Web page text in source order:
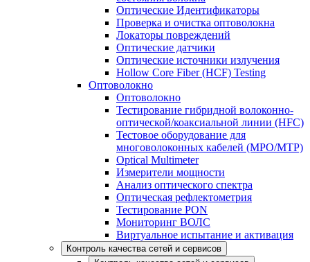
Оптические Идентификаторы
Проверка и очистка оптоволокна
Локаторы повреждений
Оптические датчики
Оптические источники излучения
Hollow Core Fiber (HCF) Testing
Оптоволокно
Оптоволокно
Тестирование гибридной волоконно-
оптической/коаксиальной линии (HFC)
Тестовое оборудование для
многоволоконных кабелей (MPO/MTP)
Optical Multimeter
Измерители мощности
Анализ оптического спектра
Оптическая рефлектометрия
Тестирование PON
Мониторинг ВОЛС
Виртуальное испытание и активация
Контроль качества сетей и сервисов